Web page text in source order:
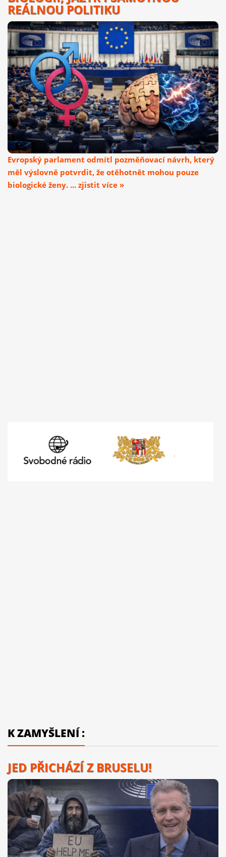
REÁLNOU POLITIKU
Evropský parlament odmítl pozměňovací návrh, který
měl výslovně potvrdit, že otěhotnět mohou pouze
biologické ženy. ... zjistit více »
K ZAMYŠLENÍ :
JED PŘICHÁZÍ Z BRUSELU!